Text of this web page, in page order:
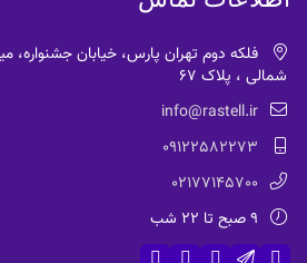
فلکه دوم تهران پارس، خیابان جشنواره،
شمالی ، پلاک 67
info@rastell.ir
09122582273
02177145700
9 صبح تا 22 شب